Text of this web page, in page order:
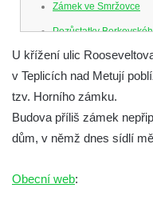
Zámek ve Smržovce
Pozůstatky
v Čechách
Letohrádek Ostrov
Horní zámek Teplice
Zámek Bischofstein
Dolní zámek Teplice
U křížení ulic
v Teplicích nad Metují
tzv. Horního zámku.
Budova příliš zámek
dům, v němž dnes sídlí
Obecní web: